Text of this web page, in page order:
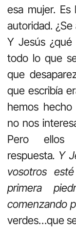
esa mujer.
autoridad.
Y Jesús ¿qué
todo lo que
que
que escribía
hemos hecho
no nos
Pero ellos
respuesta. Y
vosotros
primera
comenzando
verdes…que